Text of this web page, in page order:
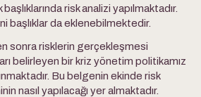
başlıklarında risk analizi yapılmaktadır.
başlıklar da eklenebilmektedir.
sonra risklerin gerçekleşmesi
belirleyen bir kriz yönetim politikamız
Bu belgenin ekinde risk
nasıl yapılacağı yer almaktadır.